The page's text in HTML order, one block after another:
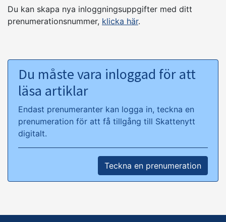
Du kan skapa nya inloggningsuppgifter med ditt
prenumerationsnummer, klicka här.
Du måste vara inloggad för att
läsa artiklar
Endast prenumeranter kan logga in, teckna en
prenumeration för att få tillgång till Skattenytt
digitalt.
Teckna en prenumeration